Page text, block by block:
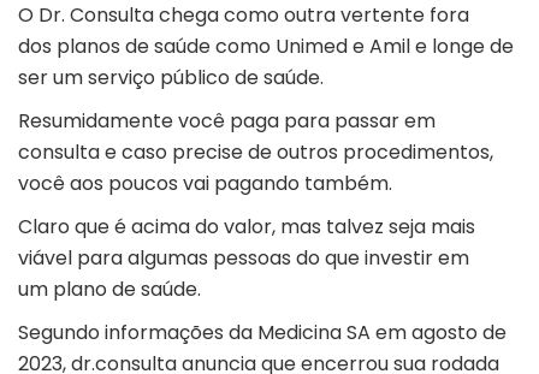
O Dr. Consulta chega como outra vertente fora
dos planos de saúde como Unimed e Amil e longe de
ser um serviço público de saúde.
Resumidamente você paga para passar em
consulta e caso precise de outros procedimentos,
você aos poucos vai pagando também.
Claro que é acima do valor, mas talvez seja mais
viável para algumas pessoas do que investir em
um plano de saúde.
Segundo informações da Medicina SA em agosto de
2023, dr.consulta anuncia que encerrou sua rodada